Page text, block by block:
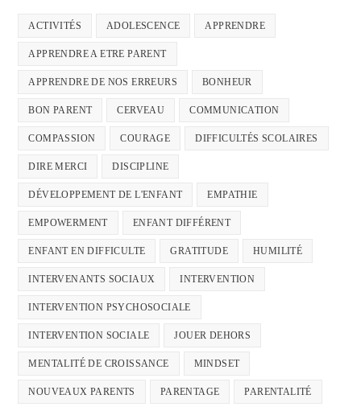
ACTIVITÉS ADOLESCENCE APPRENDRE
APPRENDRE A ETRE PARENT
APPRENDRE DE NOS ERREURS BONHEUR
BON PARENT CERVEAU COMMUNICATION
COMPASSION COURAGE DIFFICULTÉS SCOLAIRES
DIRE MERCI DISCIPLINE
DÉVELOPPEMENT DE L'ENFANT EMPATHIE
EMPOWERMENT ENFANT DIFFÉRENT
ENFANT EN DIFFICULTE GRATITUDE HUMILITÉ
INTERVENANTS SOCIAUX INTERVENTION
INTERVENTION PSYCHOSOCIALE
INTERVENTION SOCIALE JOUER DEHORS
MENTALITÉ DE CROISSANCE MINDSET
NOUVEAUX PARENTS PARENTAGE PARENTALITÉ